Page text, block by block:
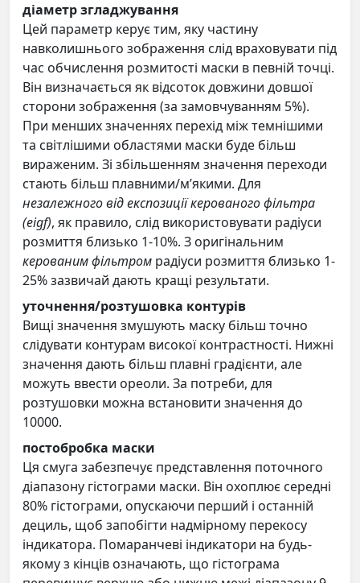
діаметр згладжування
Цей параметр керує тим, яку частину
навколишнього зображення слід враховувати під
час обчислення розмитості маски в певній точці.
Він визначається як відсоток довжини довшої
сторони зображення (за замовчуванням 5%).
При менших значеннях перехід між темнішими
та світлішими областями маски буде більш
вираженим. Зі збільшенням значення переходи
стають більш плавними/м’якими. Для
незалежного від експозиції керованого фільтра
(eigf), як правило, слід використовувати радіуси
розмиття близько 1-10%. З оригінальним
керованим фільтром радіуси розмиття близько 1-
25% зазвичай дають кращі результати.
уточнення/розтушовка контурів
Вищі значення змушують маску більш точно
слідувати контурам високої контрастності. Нижні
значення дають більш плавні градієнти, але
можуть ввести ореоли. За потреби, для
розтушовки можна встановити значення до
10000.
постобробка маски
Ця смуга забезпечує представлення поточного
діапазону гістограми маски. Він охоплює середні
80% гістограми, опускаючи перший і останній
дециль, щоб запобігти надмірному перекосу
індикатора. Помаранчеві індикатори на будь-
якому з кінців означають, що гістограма